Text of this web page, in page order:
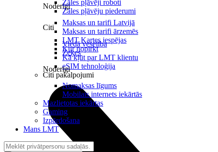
Noderīgi
Maksas un tarifi Latvijā
Maksas un tarifi ārzemēs
LMT Kartes iespējas
Kur nopirkt
Kā kļūt par LMT klientu
eSIM tehnoloģija
Citi pakalpojumi
Zāles pļāvēji roboti
Zāles pļāvēju piederumi
Citi
Viedā veselība
Zeķes
Noderīgi
Nomaksas līgums
Mobilais internets iekārtās
Mazlietotas iekārtas
Gaming
Izpārdošana
Mans LMT